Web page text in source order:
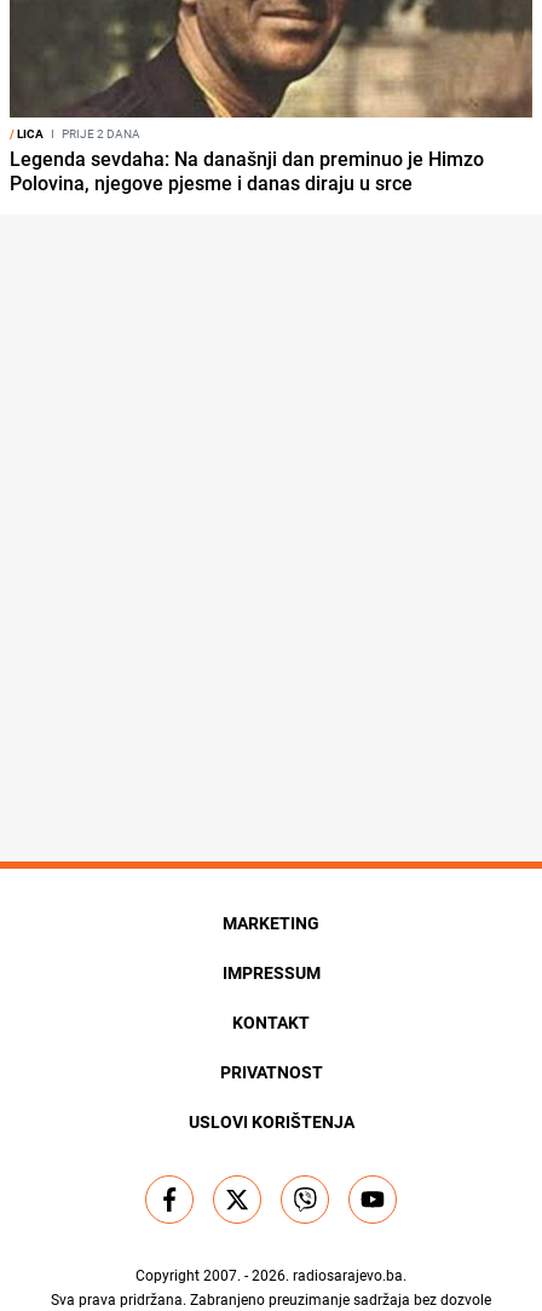
/LICA I PRIJE 2 DANA
Legenda sevdaha: Na današnji dan preminuo je Himzo
Polovina, njegove pjesme i danas diraju u srce
MARKETING
IMPRESSUM
KONTAKT
PRIVATNOST
USLOVI KORIŠTENJA
Copyright 2007. - 2026. radiosarajevo.ba.
Sva prava pridržana. Zabranjeno preuzimanje sadržaja bez dozvole